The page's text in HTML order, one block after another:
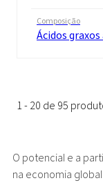
Composição
Ácidos
1 - 20 de 95
O potencial e a
na economia